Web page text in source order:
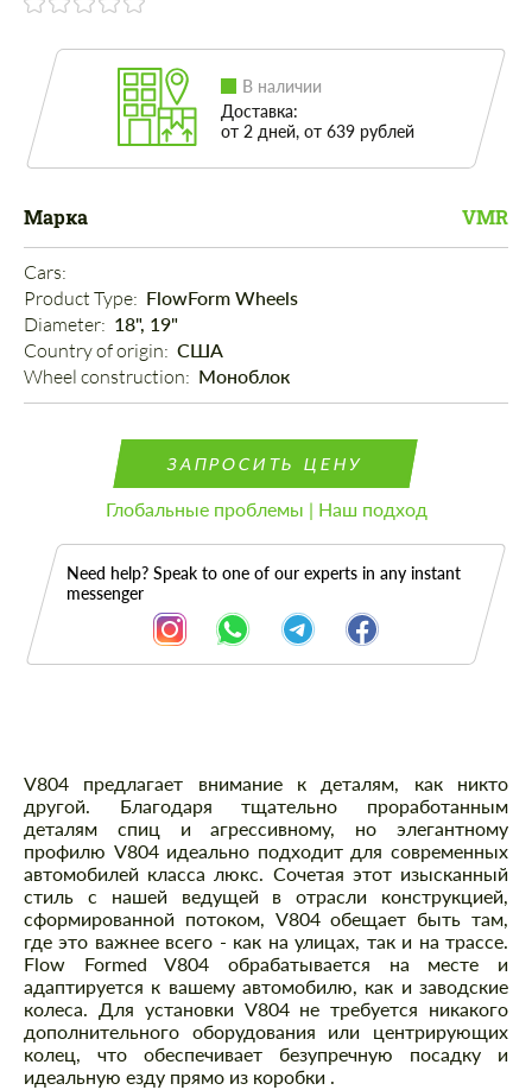
В наличии
Доставка:
от 2 дней, от 639 рублей
Марка VMR
Cars:
Product Type: FlowForm Wheels
Diameter: 18", 19"
Country of origin: США
Wheel construction: Моноблок
ЗАПРОСИТЬ ЦЕНУ
Глобальные проблемы | Наш подход
Need help? Speak to one of our experts in any instant
messenger
Описание
V804 предлагает внимание к деталям, как никто
другой. Благодаря тщательно проработанным
деталям спиц и агрессивному, но элегантному
профилю V804 идеально подходит для современных
автомобилей класса люкс. Сочетая этот изысканный
стиль с нашей ведущей в отрасли конструкцией,
сформированной потоком, V804 обещает быть там,
где это важнее всего - как на улицах, так и на трассе.
Flow Formed V804 обрабатывается на месте и
адаптируется к вашему автомобилю, как и заводские
колеса. Для установки V804 не требуется никакого
дополнительного оборудования или центрирующих
колец, что обеспечивает безупречную посадку и
идеальную езду прямо из коробки .